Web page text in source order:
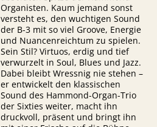
Organisten. Kaum jemand sonst
versteht es, den wuchtigen Sound
der B-3 mit so viel Groove, Energie
und Nuancenreichtum zu spielen.
Sein Stil? Virtuos, erdig und tief
verwurzelt in Soul, Blues und Jazz.
Dabei bleibt Wressnig nie stehen –
er entwickelt den klassischen
Sound des Hammond-Organ-Trio
der Sixties weiter, macht ihn
druckvoll, präsent und bringt ihn